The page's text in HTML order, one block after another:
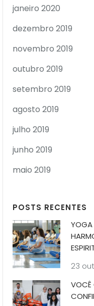
janeiro 2020
dezembro 2019
novembro 2019
outubro 2019
setembro 2019
agosto 2019
julho 2019
junho 2019
maio 2019
POSTS RECENTES
23
VOCÊ